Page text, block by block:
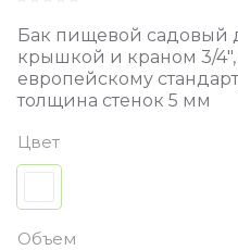
Бак пищевой садовый
крышкой и краном 3/4",
европейскому
толщина стенок 5 мм
Цвет
Объем